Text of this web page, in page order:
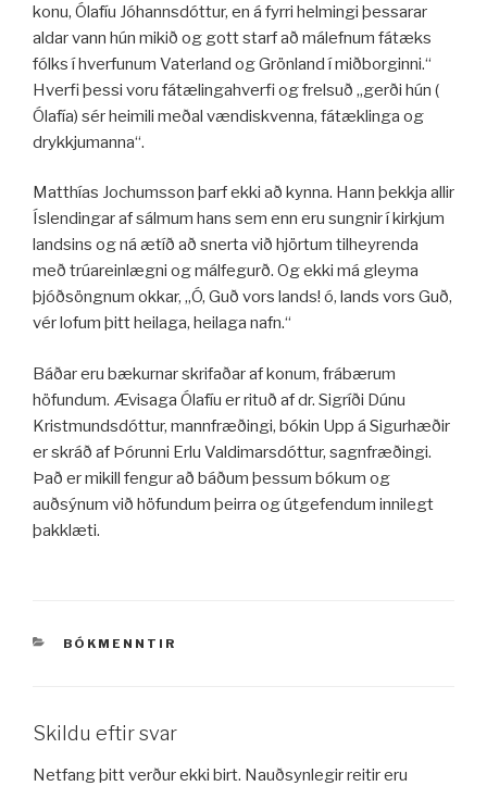
konu, Ólafíu Jóhannsdóttur, en á fyrri helmingi þessarar
aldar vann hún mikið og gott starf að málefnum fátæks
fólks í hverfunum Vaterland og Grönland í miðborginni.“
Hverfi þessi voru fátælingahverfi og frelsuð „gerði hún (
Ólafía) sér heimili meðal vændiskvenna, fátæklinga og
drykkjumanna“.
Matthías Jochumsson þarf ekki að kynna. Hann þekkja allir
Íslendingar af sálmum hans sem enn eru sungnir í kirkjum
landsins og ná ætíð að snerta við hjörtum tilheyrenda
með trúareinlægni og málfegurð. Og ekki má gleyma
þjóðsöngnum okkar, „Ó, Guð vors lands! ó, lands vors Guð,
vér lofum þitt heilaga, heilaga nafn.“
Báðar eru bækurnar skrifaðar af konum, frábærum
höfundum. Ævisaga Ólafíu er rituð af dr. Sigríði Dúnu
Kristmundsdóttur, mannfræðingi, bókin Upp á Sigurhæðir
er skráð af Þórunni Erlu Valdimarsdóttur, sagnfræðingi.
Það er mikill fengur að báðum þessum bókum og
auðsýnum við höfundum þeirra og útgefendum innilegt
þakklæti.
VÖRUFLOKKAR
BÓKMENNTIR
Skildu eftir svar
Netfang þitt verður ekki birt. Nauðsynlegir reitir eru